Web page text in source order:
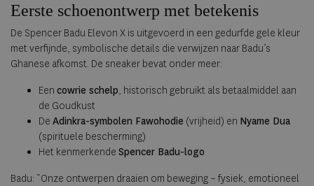
Eerste schoenontwerp met betekenis
De Spencer Badu Elevon X is uitgevoerd in een gedurfde gele kleur
met verfijnde, symbolische details die verwijzen naar Badu’s
Ghanese afkomst. De sneaker bevat onder meer:
Een cowrie schelp, historisch gebruikt als betaalmiddel aan
de Goudkust
De Adinkra-symbolen Fawohodie (vrijheid) en Nyame Dua
(spirituele bescherming)
Het kenmerkende Spencer Badu-logo
Badu: “Onze ontwerpen draaien om beweging – fysiek, emotioneel